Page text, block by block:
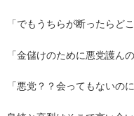
「でもうちらが断ったらど
「金儲けのために悪党護んの
「悪党？？会ってもないの